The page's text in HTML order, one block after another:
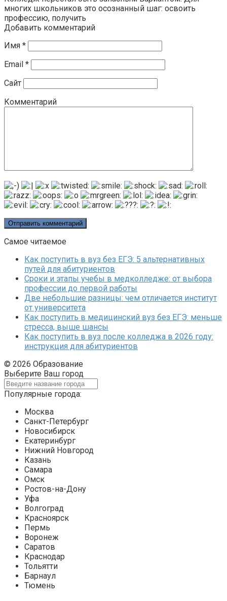
многих школьников это осознанный шаг: освоить
профессию, получить
Добавить комментарий
Имя *
Email *
Сайт
Комментарий
Самое читаемое
Как поступить в вуз без ЕГЭ: 5 альтернативных
путей для абитуриентов
Сроки и этапы учебы в медколледже: от выбора
профессии до первой работы
Две небольшие разницы: чем отличается институт
от университета
Как поступить в медицинский вуз без ЕГЭ: меньше
стресса, выше шансы
Как поступить в вуз после колледжа в 2026 году:
инструкция для абитуриентов
© 2026 Образование
Выберите Ваш город
Популярные города:
Москва
Санкт-Петербург
Новосибирск
Екатеринбург
Нижний Новгород
Казань
Самара
Омск
Ростов-на-Дону
Уфа
Волгоград
Красноярск
Пермь
Воронеж
Саратов
Краснодар
Тольятти
Барнаул
Тюмень